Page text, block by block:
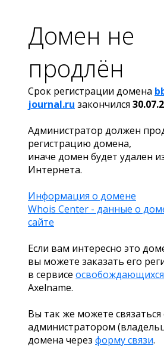
Домен не
продлён
Срок регистрации домена
journal.ru закончился
Администратор должен
регистрацию домена,
иначе домен будет удален
Интернета.
Информация о домене
Whois Center - данные о
сайте
Если вам интересно это
вы можете заказать его
в сервисе
Axelname.
Вы так же можете
администратором
домена через форму связи.